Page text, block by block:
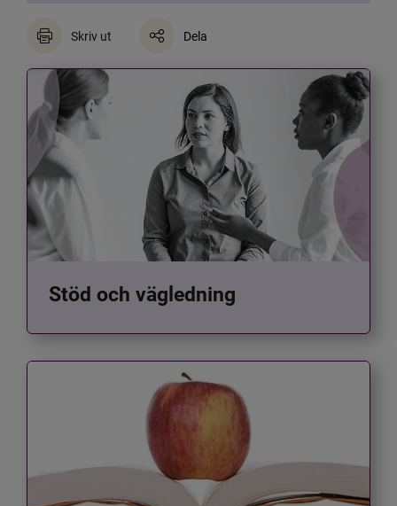
Skriv ut Dela
Stöd och vägledning